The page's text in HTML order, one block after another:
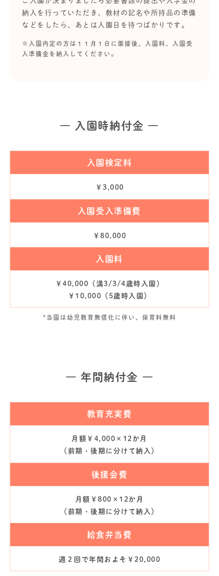
納入を行っていただき、教材の記名や所持品の準備
などをしたら、あとは入園日を待つばかりです。
※入園内定の方は１１月１日に面接後、入園料、入園受
入準備金を納入してください。
― 入園時納付金 ―
入園検定料
￥3,000
入園受入準備費
￥80,000
入園料
￥40,000（満3/3/4歳時入園）
￥10,000（5歳時入園）
*当園は幼児教育無償化に伴い、保育料無料
― 年間納付金 ―
教育充実費
月額￥4,000×12か月
（前期・後期に分けて納入）
後援会費
月額￥800×12か月
（前期・後期に分けて納入）
給食弁当費
週２回で年間およそ￥20,000